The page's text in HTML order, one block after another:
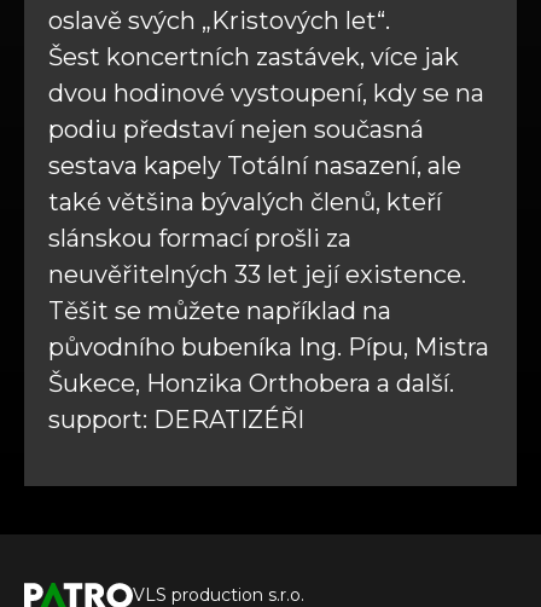
oslavě svých „Kristových let“.
Šest koncertních zastávek, více jak
dvou hodinové vystoupení, kdy se na
podiu představí nejen současná
sestava kapely Totální nasazení, ale
také většina bývalých členů, kteří
slánskou formací prošli za
neuvěřitelných 33 let její existence.
Těšit se můžete například na
původního bubeníka Ing. Pípu, Mistra
Šukece, Honzika Orthobera a další.
support: DERATIZÉŘI
VLS production s.r.o.